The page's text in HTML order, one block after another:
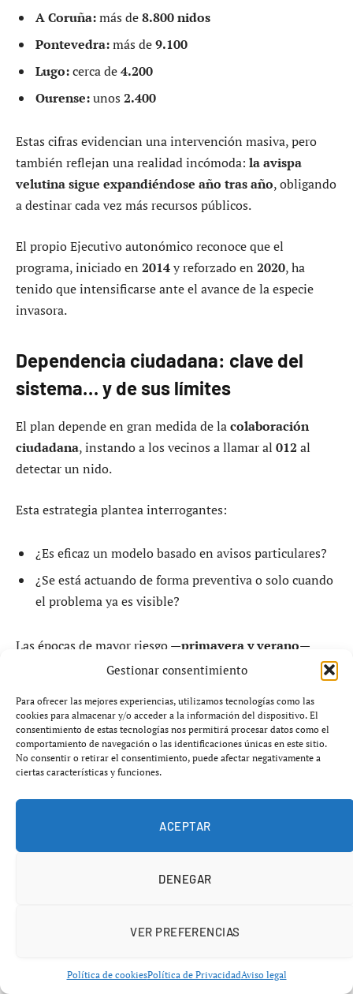
Gestionar consentimiento
Para ofrecer las mejores experiencias, utilizamos tecnologías como las
cookies para almacenar y/o acceder a la información del dispositivo. El
consentimiento de estas tecnologías nos permitirá procesar datos como el
comportamiento de navegación o las identificaciones únicas en este sitio.
No consentir o retirar el consentimiento, puede afectar negativamente a
ciertas características y funciones.
ACEPTAR
DENEGAR
VER PREFERENCIAS
Política de cookiesPolítica de PrivacidadAviso legal
A Coruña:más de8.800 nidos
Pontevedra:más de9.100
Lugo:cerca de4.200
Ourense:unos 2.400
Estas cifras evidencian una intervención masiva, pero
también reflejan una realidad incómoda: la avispa
velutina sigue expandiéndose año tras año, obligando
a destinar cada vez más recursos públicos.
El propio Ejecutivo autonómico reconoce que el
programa, iniciado en 2014y reforzado en 2020, ha
tenido que intensificarse ante el avance de la especie
invasora.
Dependencia ciudadana: clave del
sistema… y de sus límites
El plan depende en gran medida de lacolaboración
ciudadana, instando a los vecinos a llamar al 012 al
detectar un nido.
Esta estrategia plantea interrogantes:
¿Es eficaz un modelo basado en avisos particulares?
¿Se está actuando de forma preventiva o solo cuando
el problema ya es visible?
Las épocas de mayor riesgo —primavera y verano—
obligan a una respuesta rápida, aunque la propia Xunta
trámites administrativos pueden retrasar las
intervenciones.
Más de 3.100 emergencias: un riesgo
creciente
El año pasado se registraron
Espacios públicos concurridos